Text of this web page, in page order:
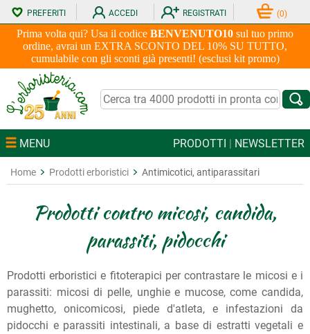
Prima volta qui? Usa il codice BENVENUTO10 sul tuo primo
ordine, avrai un EXTRA SCONTO DEL 10% SU TUTTO,
cumulabile con gli sconti già presenti! (esclusi kit promo)
PREFERITI ACCEDI REGISTRATI (0)
MENU PRODOTTI | NEWSLETTER
Home Prodotti erboristici Antimicotici, antiparassitari
Prodotti contro micosi, candida,
parassiti, pidocchi
Prodotti erboristici e fitoterapici per contrastare le micosi e i
parassiti: micosi di pelle, unghie e mucose, come candida,
mughetto, onicomicosi, piede d'atleta, e infestazioni da
pidocchi e parassiti intestinali, a base di estratti vegetali e